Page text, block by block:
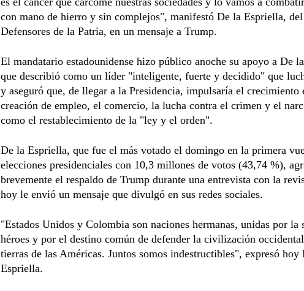
con mano de hierro y sin complejos", manifestó De la Espriella,
Defensores de la Patria, en un mensaje a Trump.
El mandatario estadounidense hizo público anoche su apoyo a De
que describió como un líder "inteligente, fuerte y decidido" que
y aseguró que, de llegar a la Presidencia, impulsaría el crecimiento
creación de empleo, el comercio, la lucha contra el crimen y el
como el restablecimiento de la "ley y el orden".
De la Espriella, que fue el más votado el domingo en la primera
elecciones presidenciales con 10,3 millones de votos (43,74 %),
brevemente el respaldo de Trump durante una entrevista con la
hoy le envió un mensaje que divulgó en sus redes sociales.
"Estados Unidos y Colombia son naciones hermanas, unidas por la
héroes y por el destino común de defender la civilización
tierras de las Américas. Juntos somos indestructibles", expresó hoy
Espriella.